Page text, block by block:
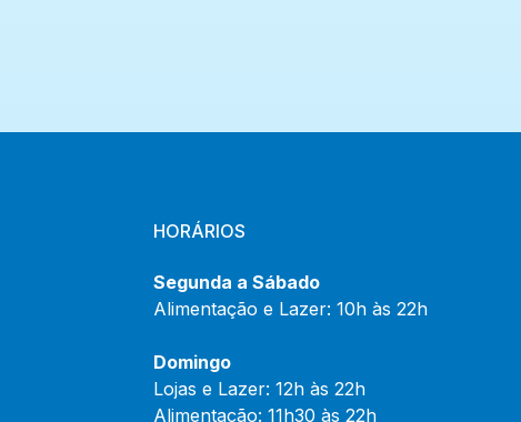
HORÁRIOS
Segunda a Sábado
Alimentação e Lazer: 10h às 22h
Domingo
Lojas e Lazer: 12h às 22h
Alimentação: 11h30 às 22h